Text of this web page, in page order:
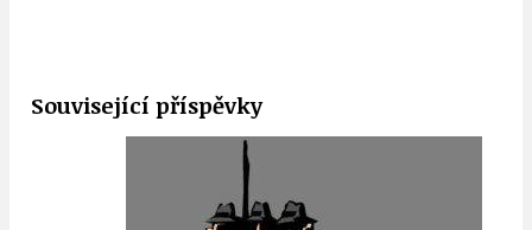
Související příspěvky